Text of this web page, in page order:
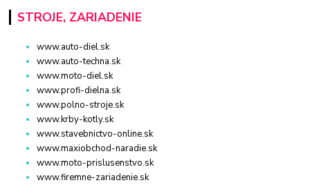
STROJE, ZARIADENIE
www.auto-diel.sk
www.auto-techna.sk
www.moto-diel.sk
www.profi-dielna.sk
www.polno-stroje.sk
www.krby-kotly.sk
www.stavebnictvo-online.sk
www.maxiobchod-naradie.sk
www.moto-prislusenstvo.sk
www.firemne-zariadenie.sk